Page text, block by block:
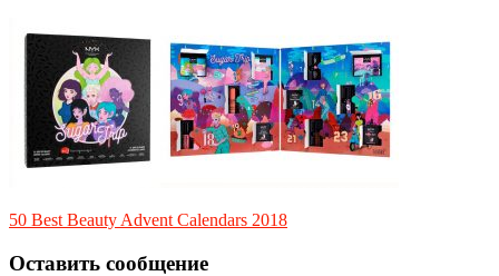
50 Best Beauty Advent Calendars 2018
Оставить сообщение